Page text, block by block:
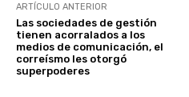
ARTÍCULO ANTERIOR
Las sociedades de gestión
tienen acorralados a los
medios de comunicación, el
correísmo les otorgó
superpoderes